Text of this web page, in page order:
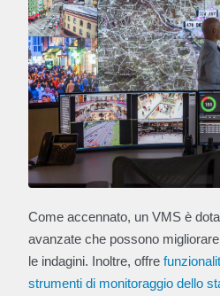
Come accennato, un VMS è
avanzate che possono
le indagini. Inoltre, offre
strumenti di monitoraggio dello